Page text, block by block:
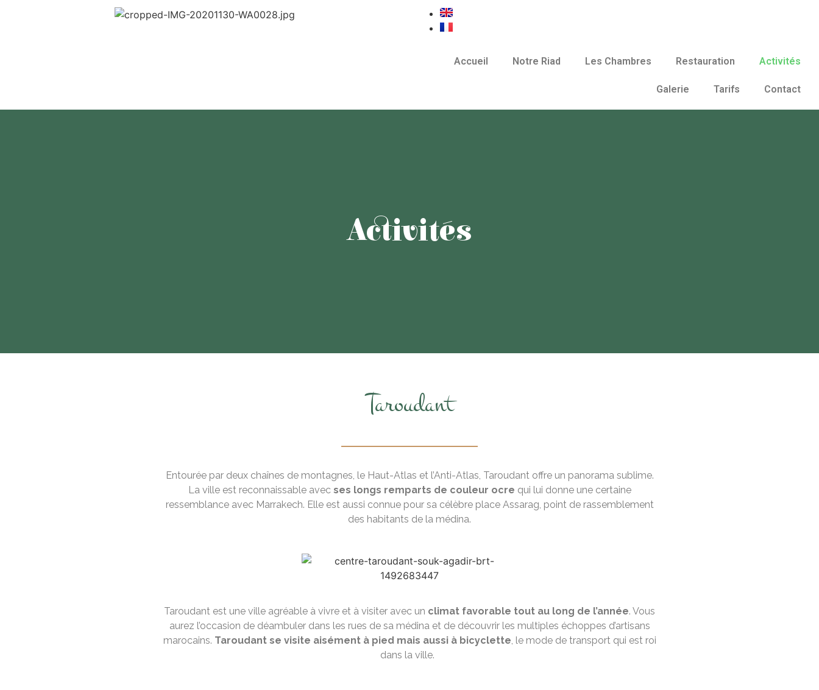
Accueil Notre Riad Les Chambres Restauration Activités
Galerie Tarifs Contact
Activités
Taroudant
Entourée par deux chaînes de montagnes, le Haut-Atlas et l’Anti-Atlas, Taroudant offre un panorama sublime.
La ville est reconnaissable avec ses longs remparts de couleur ocre qui lui donne une certaine
ressemblance avec Marrakech. Elle est aussi connue pour sa célèbre place Assarag, point de rassemblement
des habitants de la médina.
Taroudant est une ville agréable à vivre et à visiter avec un climat favorable tout au long de l’année. Vous
aurez l’occasion de déambuler dans les rues de sa médina et de découvrir les multiples échoppes d’artisans
marocains. Taroudant se visite aisément à pied mais aussi à bicyclette, le mode de transport qui est roi
dans la ville.